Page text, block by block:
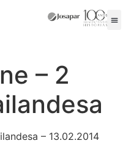
– 2
– 13.02.2014